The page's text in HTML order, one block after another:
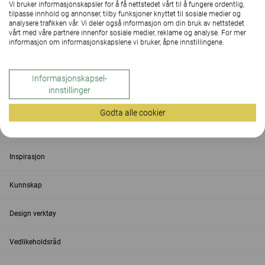
Kontakt
Tjenester
Inspirasjon
Kunnskap
Design verktøy
Vedlikeholdsråd
Vi bruker informasjonskapsler for å få nettstedet vårt til å fungere ordentlig,
tilpasse innhold og annonser, tilby funksjoner knyttet til sosiale medier og
analysere trafikken vår. Vi deler også informasjon om din bruk av nettstedet
vårt med våre partnere innenfor sosiale medier, reklame og analyse. For mer
informasjon om informasjonskapslene vi bruker, åpne innstillingene.
Informasjonskapsel-
innstillinger
Godta alle cookier